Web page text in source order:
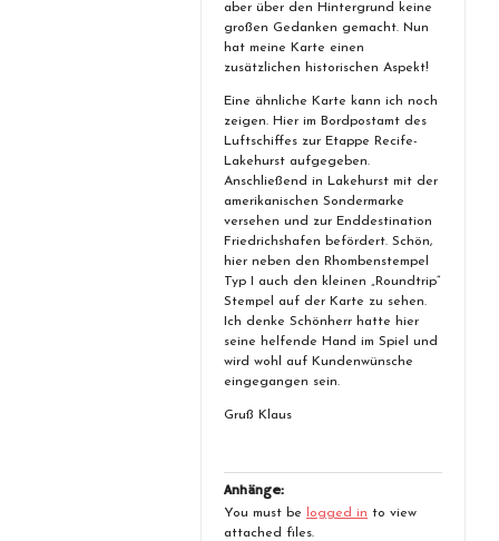
aber über den Hintergrund keine
großen Gedanken gemacht. Nun
hat meine Karte einen
zusätzlichen historischen Aspekt!
Eine ähnliche Karte kann ich noch
zeigen. Hier im Bordpostamt des
Luftschiffes zur Etappe Recife-
Lakehurst aufgegeben.
Anschließend in Lakehurst mit der
amerikanischen Sondermarke
versehen und zur Enddestination
Friedrichshafen befördert. Schön,
hier neben den Rhombenstempel
Typ I auch den kleinen „Roundtrip“
Stempel auf der Karte zu sehen.
Ich denke Schönherr hatte hier
seine helfende Hand im Spiel und
wird wohl auf Kundenwünsche
eingegangen sein.
Gruß Klaus
Anhänge:
You must be logged in to view
attached files.